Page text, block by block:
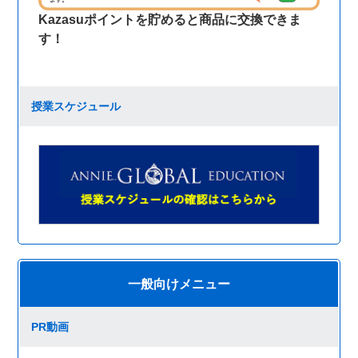
Kazasuポイントを貯めると商品に交換できま
す！
授業スケジュール
一般向けメニュー
PR動画